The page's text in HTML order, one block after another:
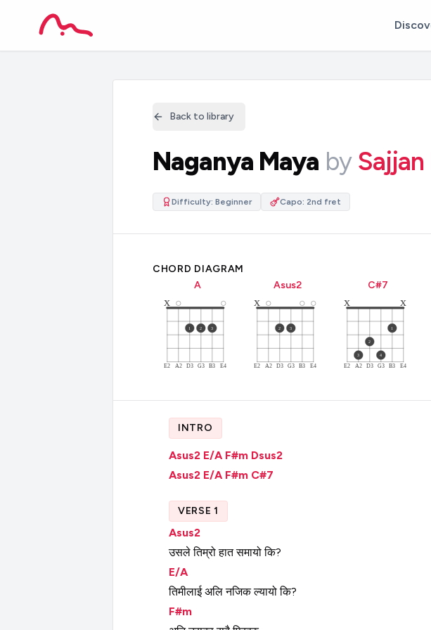
Back to library
Naganya Maya by Sajjan
Difficulty: Beginner Capo: 2nd fret
CHORD DIAGRAM
A
E2 A2 D3 G3 B3 E4
x
1 2 3
Asus2
E2 A2 D3 G3 B3 E4
x
2 3
C#7
E2 A2 D3 G3 B3 E4
x
3
2
4
1
x
INTRO
Asus2 E/A F#m Dsus2
Asus2 E/A F#m C#7
VERSE 1
Asus2
उसले तिम्रो हात समायो कि?
E/A
तिमीलाई अलि नजिक ल्यायो कि?
F#m